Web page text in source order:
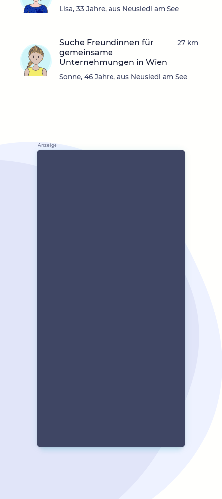
Lisa, 33 Jahre, aus Neusiedl am See
Suche Freundinnen für
gemeinsame
Unternehmungen in Wien
Sonne, 46 Jahre, aus Neusiedl am See
27 km